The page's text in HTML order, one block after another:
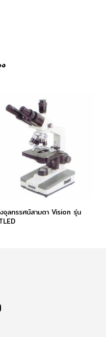
จุลทรรศน์สามตา Vision รุ่น